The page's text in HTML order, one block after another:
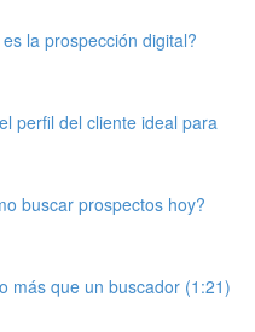
la prospección digital?
perfil del cliente ideal para
buscar prospectos hoy?
más que un buscador (1:21)